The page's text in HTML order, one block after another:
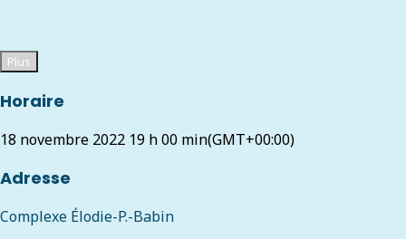
Plus
Horaire
18 novembre 2022 19 h 00 min(GMT+00:00)
Adresse
Complexe Élodie-P.-Babin